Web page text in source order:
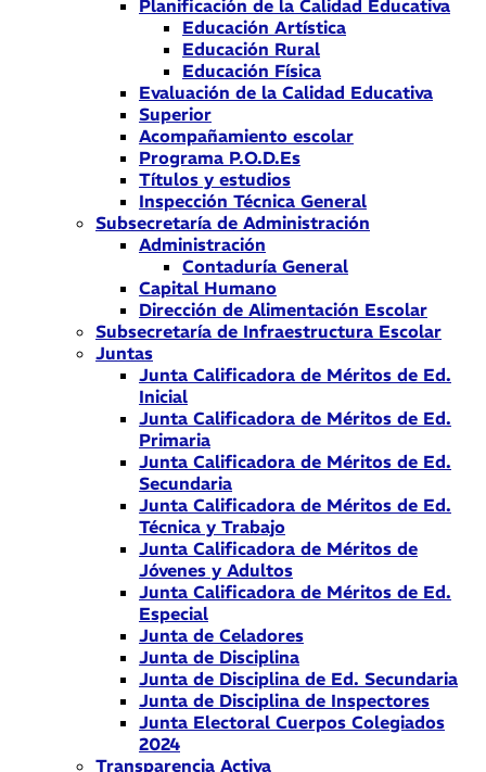
Planificación de la Calidad Educativa
Educación Artística
Educación Rural
Educación Física
Evaluación de la Calidad Educativa
Superior
Acompañamiento escolar
Programa P.O.D.Es
Títulos y estudios
Inspección Técnica General
Subsecretaría de Administración
Administración
Contaduría General
Capital Humano
Dirección de Alimentación Escolar
Subsecretaría de Infraestructura Escolar
Juntas
Junta Calificadora de Méritos de Ed.
Inicial
Junta Calificadora de Méritos de Ed.
Primaria
Junta Calificadora de Méritos de Ed.
Secundaria
Junta Calificadora de Méritos de Ed.
Técnica y Trabajo
Junta Calificadora de Méritos de
Jóvenes y Adultos
Junta Calificadora de Méritos de Ed.
Especial
Junta de Celadores
Junta de Disciplina
Junta de Disciplina de Ed. Secundaria
Junta de Disciplina de Inspectores
Junta Electoral Cuerpos Colegiados
2024
Transparencia Activa